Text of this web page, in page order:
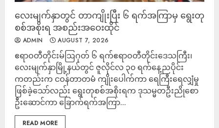
လေးမျက်နှာတွင် တာကျိုးပြီး ၆ ရက်အကြာမှ ရွေးတု
စစ်အစိုးရ အစည်းအဝေးထိုင်
ADMIN AUGUST 7, 2026
ဧရာဝတီတိုင်းမ်ဩဂုတ် ၆ ရက်ဧရာဝတီတိုင်းဒေသကြီး၊
လေးမျက်နှာမြို့နယ်တွင် ဇူလိုင်လ ၃၀ ရက်နေ့ညပိုင်း
ကတည်းက ငဝန်တာတမံ ကျိုးပေါက်ကာ ရေကြီးရေလျှံမှု
ဖြစ်ခဲ့သော်လည်း ရွေးတုစစ်အစိုးရက ဒုသမ္မတဦးညိုစော
ဦးဆောင်ကာ ခြောက်ရက်အကြာ...
READ MORE